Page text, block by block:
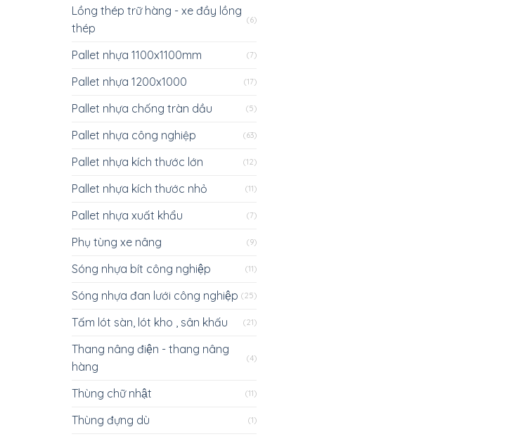
Lồng thép trữ hàng - xe đầy lồng
thép
(6)
Pallet nhựa 1100x1100mm (7)
Pallet nhựa 1200x1000 (17)
Pallet nhựa chống tràn dầu (5)
Pallet nhựa công nghiệp (63)
Pallet nhựa kích thước lớn (12)
Pallet nhựa kích thước nhỏ (11)
Pallet nhựa xuất khẩu (7)
Phụ tùng xe nâng (9)
Sóng nhựa bít công nghiệp (11)
Sóng nhựa đan lưới công nghiệp (25)
Tấm lót sàn, lót kho , sân khấu (21)
Thang nâng điện - thang nâng
hàng
(4)
Thùng chữ nhật (11)
Thùng đựng dù (1)